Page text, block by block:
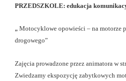
PRZEDSZKOLE: edukacja
„ Motocyklowe opowieści – na motorze
drogowego”
Zajęcia prowadzone przez animatora w
Zwiedzamy ekspozycję zabytkowych